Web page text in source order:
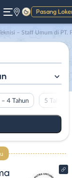
Pasang
Gelap
di PT. Prima Putra Untung
– 4 Tahun 5 Tahun